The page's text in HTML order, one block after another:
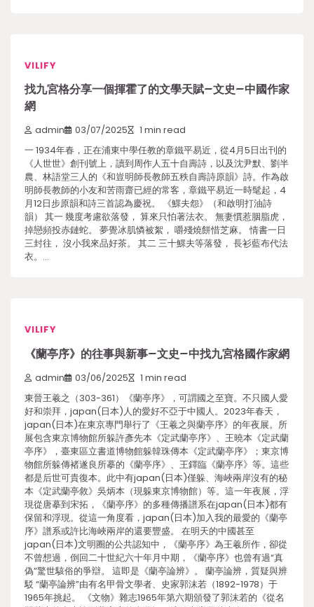
VILIFY
找九宮格分享一個揮霍了的文學天賦–文史–中國作家
網
admin 03/07/2025 1 min read
一 1934年春，正在浦東中學任教的章鐵平易近，從4月5日出刊的
《人世世》創刊號上，讀到周作人五十自壽詩，以及沈尹默、劉半
農、林語堂三人的《和豈明師長教師五秩自壽詩原韻》詩。作為啟
明師長教師的小友和苦雨齋已經的常客，章鐵平易近一時髦起，4
月12日步原韻和詩三首認為慶祝。 《鰥夫怨》（和啟明打油詩
韻） 其一 幾度考慮欲落發， 算來只怕著法衣。 無妻慣惹胭脂虎，
掉戀頻投赤鏈蛇。 夢覺冰肌憐被絮， 嚼殘燒餅惜芝麻。 情書一日
三封往， 沒小我來品好茶。 其二 三十鰥夫等落發， 長衫藍布代法
衣。…
VILIFY
《蘭亭序》的往事與新事–文史–中找九宮格國作家網
admin 03/06/2025 1 min read
東晉王羲之（303-361）《蘭亭序》，可謂國之至寶。不只國人愛
好和崇拜，japan(日本)人的愛好不亞于中國人。2023年春天，
japan(日本)在東京專門舉行了《王羲之與蘭亭序》的年夜展。所
展包含東京博物館所躲許彥先本《定武蘭亭序》、王曉本《定武蘭
亭序》，臺東區立書道博物館躲韓珠傳本《定武蘭亭序》；東京博
物館所躲傳褚遂良所摹的《蘭亭序》、王鐸臨《蘭亭序》等。這些
都是后世可貴復本。此中有japan(日本)僅躲、海峽兩岸沒有的秘
本《定武蘭亭敘》吳炳本（現躲東京博物館）等。這一年夜展，浮
現從唐摹到宋拓，《蘭亭序》的多種傳播譜系在japan(日本)都有
保留和浮現。從這一角度看，japan(日本)加入我的最愛的《蘭亭
序》譜系或許比海峽兩岸的還要豐盛。 在明天的中國甚至
japan(日本)文明圈的公共認知中，《蘭亭序》為王羲所作，卻從
不曾想過，倒回二十世紀六十年月中期，《蘭亭序》也曾有過“真
偽”驚世駭俗的爭辯。 這即是《蘭亭論辨》。 蘭亭論辨，質疑與辨
駁 “蘭亭論辨”由有名甲骨文學者、史家郭沫若（1892-1978）于
1965年挑起。 《文物》雜志1965年第六期頒發了郭沫若的《從名